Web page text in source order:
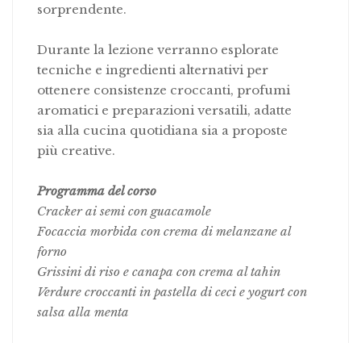
sorprendente.
Durante la lezione verranno esplorate
tecniche e ingredienti alternativi per
ottenere consistenze croccanti, profumi
aromatici e preparazioni versatili, adatte
sia alla cucina quotidiana sia a proposte
più creative.
Programma del corso
Cracker ai semi con guacamole
Focaccia morbida con crema di melanzane al
forno
Grissini di riso e canapa con crema al tahin
Verdure croccanti in pastella di ceci e yogurt con
salsa alla menta